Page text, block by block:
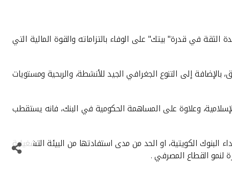
في قدرة" بيتك" على الوفاء بالتزاماته والقوة المالية التي
إلى التنوع الجغرافي الجيد للأنشطة، والربحية ومستويات
وعلاوة على المساهمة الحكومية في البنك، فانه يستقطب
الكويتية، او الحد من مدى استفادتها من البيئة التشغيلية
.